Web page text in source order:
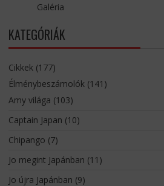
Galéria
KATEGÓRIÁK
Cikkek(177)
Élménybeszámolók(141)
Amy világa (103)
Captain Japan (10)
Chipango (7)
Jo megint Japánban (11)
Jo újra Japánban (9)